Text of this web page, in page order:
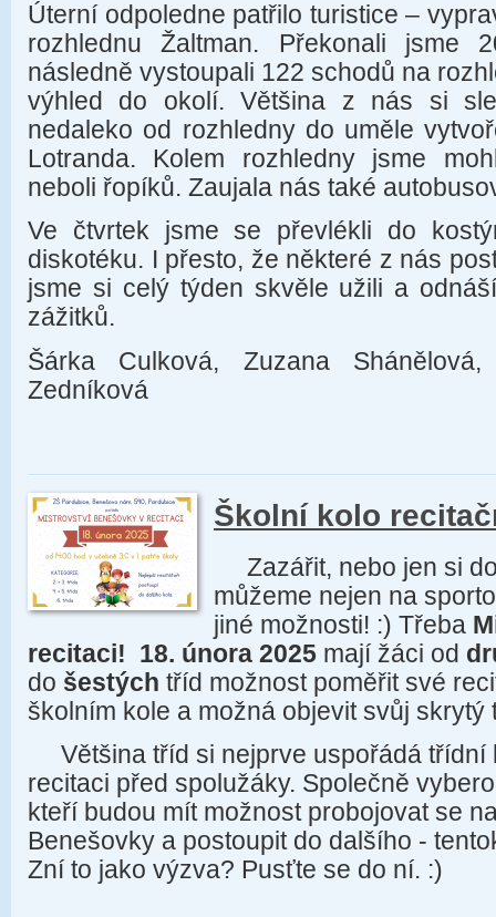
Úterní odpoledne patřilo turistice –
rozhlednu Žaltman. Překonali jsme
následně vystoupali 122 schodů na
výhled do okolí. Většina z nás si
nedaleko od rozhledny do uměle
Lotranda. Kolem rozhledny jsme
neboli řopíků. Zaujala nás také
Ve čtvrtek jsme se převlékli do
diskotéku. I přesto, že některé z nás
jsme si celý týden skvěle užili a
zážitků.
Šárka Culková, Zuzana
Zedníková
Školní kolo
Zazářit, nebo jen si
můžeme nejen na
jiné možnosti! :) Třeba
recitaci! 18. února 2025 mají žáci od
do šestých tříd možnost poměřit své
školním kole a možná objevit svůj skrytý
Většina tříd si nejprve uspořádá třídní
recitaci před spolužáky. Společně
kteří budou mít možnost probojovat se
Benešovky a postoupit do dalšího -
Zní to jako výzva? Pusťte se do ní. :)